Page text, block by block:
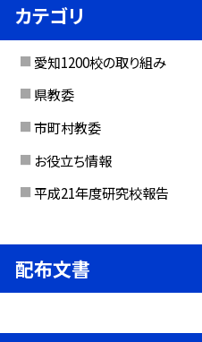
カテゴリ
愛知1200校の取り組み
県教委
市町村教委
お役立ち情報
平成21年度研究校報告
配布文書